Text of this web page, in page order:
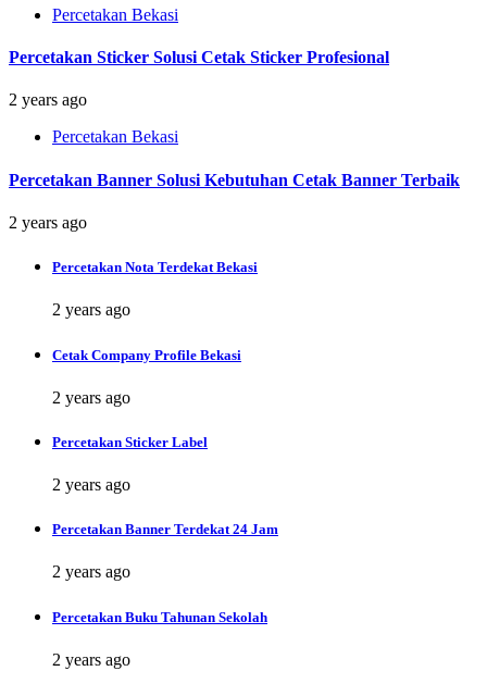
Percetakan Bekasi
Percetakan Sticker Solusi Cetak Sticker Profesional
2 years ago
Percetakan Bekasi
Percetakan Banner Solusi Kebutuhan Cetak Banner Terbaik
2 years ago
Percetakan Nota Terdekat Bekasi
2 years ago
Cetak Company Profile Bekasi
2 years ago
Percetakan Sticker Label
2 years ago
Percetakan Banner Terdekat 24 Jam
2 years ago
Percetakan Buku Tahunan Sekolah
2 years ago